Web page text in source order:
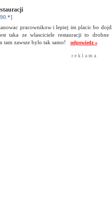
pracownikow i lepiej im placic bo
taka ze wlasciciele restauracji to
tam zawsze bylo tak samo! odpowiedz »
r e k l a m a